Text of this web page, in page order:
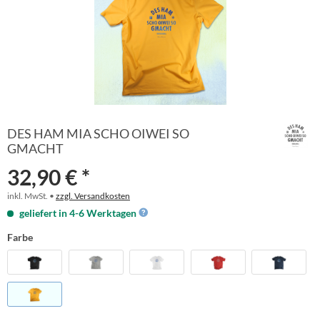
DES HAM MIA SCHO OIWEI SO
GMACHT
32,90 € *
inkl. MwSt. • zzgl. Versandkosten
geliefert in 4-6 Werktagen
Farbe